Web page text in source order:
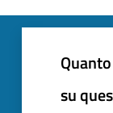
su